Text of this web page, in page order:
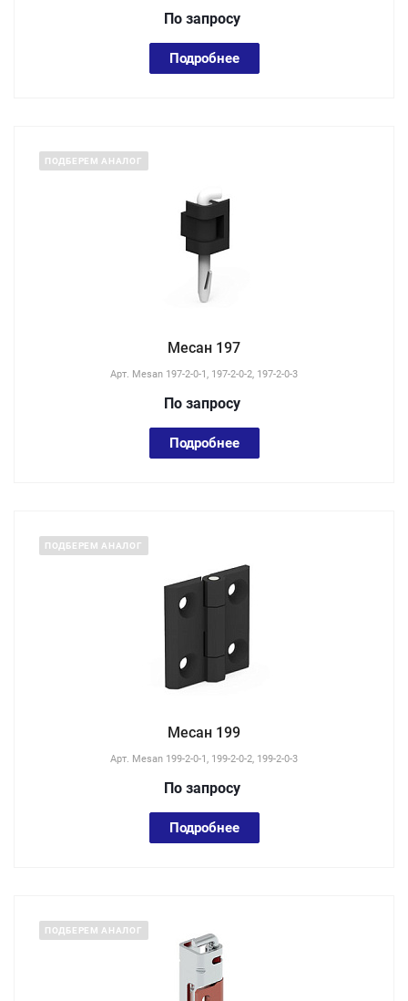
По запросу
Подробнее
ПОДБЕРЕМ АНАЛОГ
Месан 197
Арт. Mesan 197-2-0-1, 197-2-0-2, 197-2-0-3
По запросу
Подробнее
ПОДБЕРЕМ АНАЛОГ
Месан 199
Арт. Mesan 199-2-0-1, 199-2-0-2, 199-2-0-3
По запросу
Подробнее
ПОДБЕРЕМ АНАЛОГ